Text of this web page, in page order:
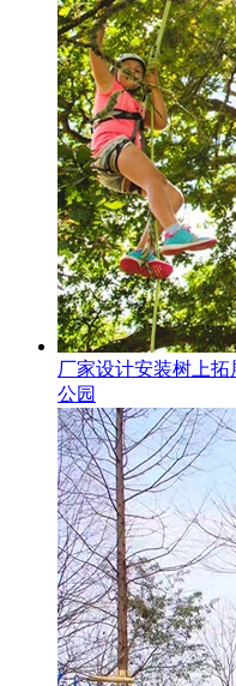
厂家设计安装树上
公园